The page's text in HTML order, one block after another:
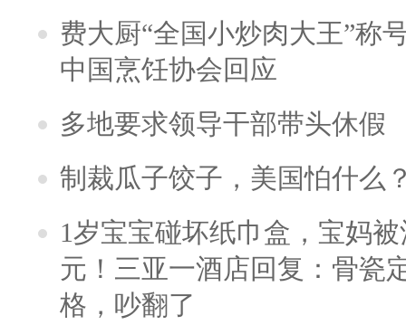
费大厨“全国小炒肉大王”称
中国烹饪协会回应
多地要求领导干部带头休假
制裁瓜子饺子，美国怕什么
1岁宝宝碰坏纸巾盒，宝妈
元！三亚一酒店回复：骨瓷
格，吵翻了